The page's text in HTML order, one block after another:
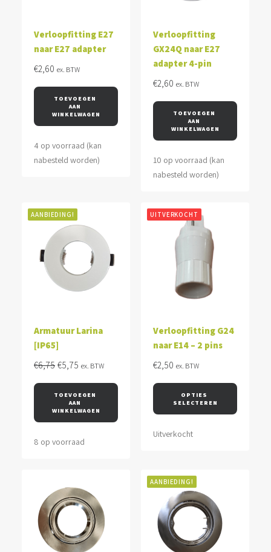
Verloopfitting E27
naar E27 adapter
€2,60 ex. BTW
TOEVOEGEN
AAN
WINKELWAGEN
4 op voorraad (kan
nabesteld worden)
Verloopfitting
GX24Q naar E27
adapter 4-pin
€2,60 ex. BTW
TOEVOEGEN
AAN
WINKELWAGEN
10 op voorraad (kan
nabesteld worden)
AANBIEDING!
Armatuur Larina
[IP65]
€6,75 Oorspronkelijke
was:
€6,75.
€5,75 Huidige
is:
€5,75.
ex. BTW
TOEVOEGEN
AAN
WINKELWAGEN
8 op voorraad
UITVERKOCHT
Verloopfitting G24
naar E14 – 2 pins
€2,50 ex. BTW
OPTIES
SELECTEREN
Uitverkocht
AANBIEDING!